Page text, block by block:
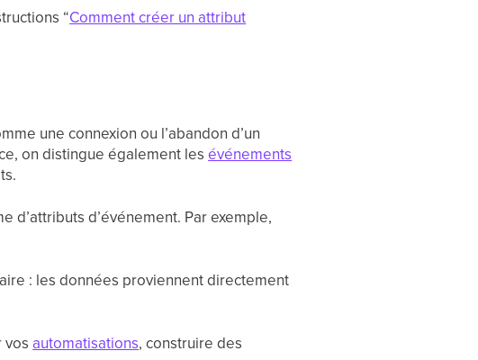
“Comment créer un attribut
une connexion ou l’abandon d’un
on distingue également lesévénements
d’attributs d’événement. Par exemple,
: les données proviennent directement
vos automatisations, construire des